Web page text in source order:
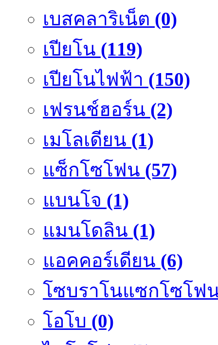
เบสคลาริเน็ต (0)
เปียโน (119)
เปียโนไฟฟ้า (150)
เฟรนช์ฮอร์น (2)
เมโลเดียน (1)
แซ็กโซโฟน (57)
แบนโจ (1)
แมนโดลิน (1)
แอคคอร์เดียน (6)
โซบราโนแซกโซโฟ
โอโบ (0)